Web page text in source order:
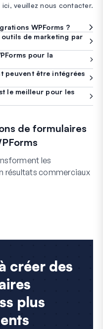
veuillez nous contacter.
WPForms ?
de marketing par
pour la
peuvent être intégrées
le meilleur pour les
de formulaires
les
résultats commerciaux
créer des
plus